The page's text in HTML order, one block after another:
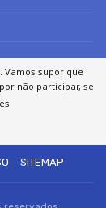
SITEMAP
Vamos supor que
não participar, se